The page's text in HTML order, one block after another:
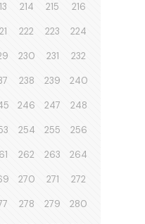
214 215 216
222 223 224
230 231 232
238 239 240
246 247 248
254 255 256
262 263 264
270 271 272
278 279 280